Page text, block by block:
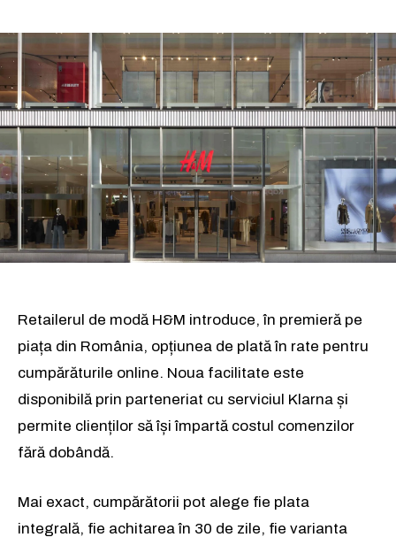
Retailerul de modă H&M introduce, în premieră pe
piața din România, opțiunea de plată în rate pentru
cumpărăturile online. Noua facilitate este
disponibilă prin parteneriat cu serviciul Klarna și
permite clienților să își împartă costul comenzilor
fără dobândă.
Mai exact, cumpărătorii pot alege fie plata
integrală, fie achitarea în 30 de zile, fie varianta